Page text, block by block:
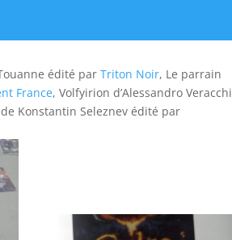
édité parTriton Noir, Le parrain
France, Volfyirion d’Alessandro Veracchi
Konstantin Seleznev édité par